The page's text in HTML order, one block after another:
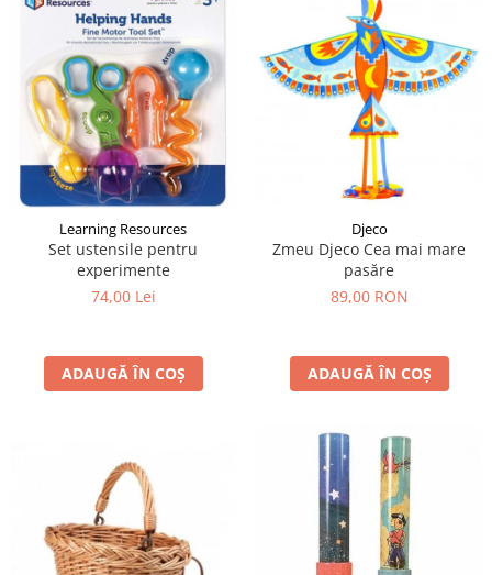
Learning Resources
Set ustensile pentru
experimente
74,00 Lei
ADAUGĂ ÎN COȘ
Djeco
Zmeu Djeco Cea mai mare
pasăre
89,00 RON
ADAUGĂ ÎN COȘ